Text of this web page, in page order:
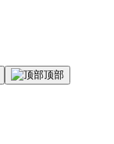
顶部